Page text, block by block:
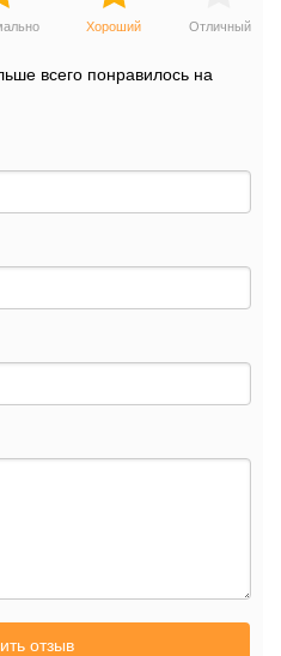
Хороший Отличный
всего понравилось на
отзыв